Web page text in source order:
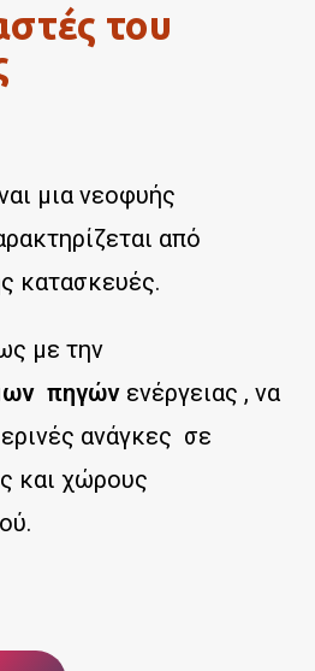
του
μια νεοφυής
από
κατασκευές.
με την
πηγών ενέργειας , να
ανάγκες σε
και χώρους